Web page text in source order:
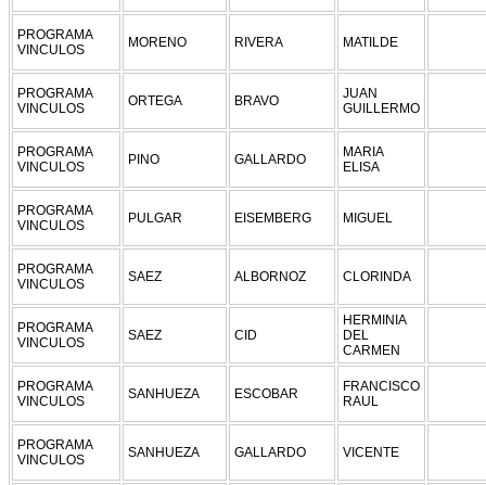
PROGRAMA
VINCULOS
MORENO RIVERA MATILDE
PROGRAMA
VINCULOS
ORTEGA BRAVO
JUAN
GUILLERMO
PROGRAMA
VINCULOS
PINO GALLARDO
MARIA
ELISA
PROGRAMA
VINCULOS
PULGAR EISEMBERG MIGUEL
PROGRAMA
VINCULOS
SAEZ ALBORNOZ CLORINDA
PROGRAMA
VINCULOS
SAEZ CID
HERMINIA
DEL
CARMEN
PROGRAMA
VINCULOS
SANHUEZA ESCOBAR
FRANCISCO
RAUL
PROGRAMA
VINCULOS
SANHUEZA GALLARDO VICENTE